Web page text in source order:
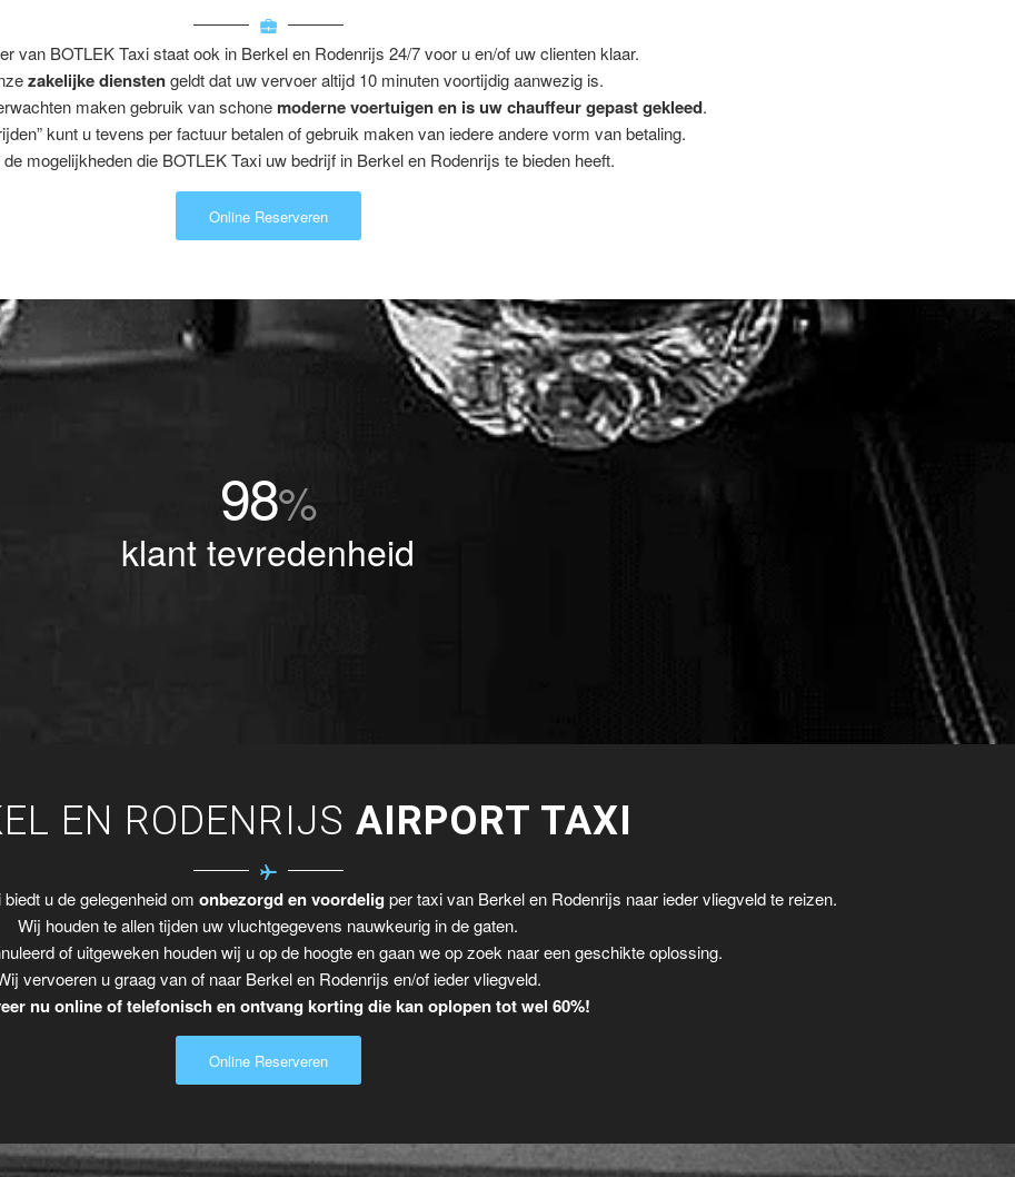
van BOTLEK Taxi staat ook in Berkel en Rodenrijs 24/7 voor u en/of uw clienten klaar.
zakelijke dienstengeldt dat uw vervoer altijd 10 minuten voortijdig aanwezig is.
maken gebruik van schone moderne voertuigen en is uw chauffeur gepast gekleed.
kunt u tevens per factuur betalen of gebruik maken van iedere andere vorm van betaling.
mogelijkheden die BOTLEK Taxi uw bedrijf in Berkel en Rodenrijs te bieden heeft.
Online Reserveren
98%
klant tevredenheid
EN RODENRIJS AIRPORT TAXI
u de gelegenheid om onbezorgd en voordelig per taxi van Berkel en Rodenrijs naar ieder vliegveld te reizen.
Wij houden te allen tijden uw vluchtgegevens nauwkeurig in de gaten.
of uitgeweken houden wij u op de hoogte en gaan we op zoek naar een geschikte oplossing.
vervoeren u graag van of naar Berkel en Rodenrijs en/of ieder vliegveld.
nu online of telefonisch en ontvang korting die kan oplopen tot wel 60%!
Online Reserveren